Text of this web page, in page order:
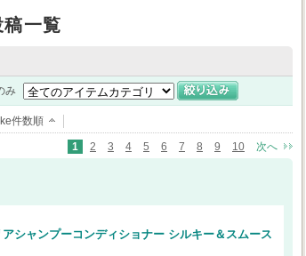
稿一覧
み
件数順
1 2 3 4 5 6 7 8 9 10 次へ
シャンプーコンディショナー シルキー＆スムース